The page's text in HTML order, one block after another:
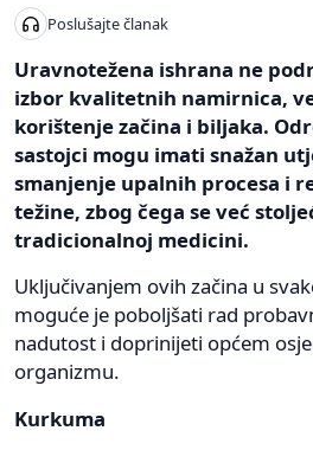
Poslušajte članak
Uravnotežena ishrana ne
izbor kvalitetnih namirnica,
korištenje začina i biljaka.
sastojci mogu imati snažan
smanjenje upalnih procesa i
težine, zbog čega se već
tradicionalnoj medicini.
Uključivanjem ovih začina u
moguće je poboljšati rad
nadutost i doprinijeti općem
organizmu.
Kurkuma